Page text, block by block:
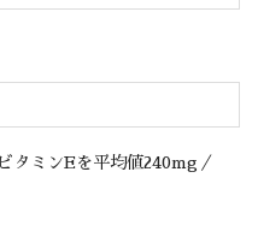
タミンEを平均値240mg／